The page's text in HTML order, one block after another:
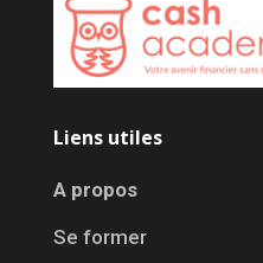
Liens utiles
A propos
Se former